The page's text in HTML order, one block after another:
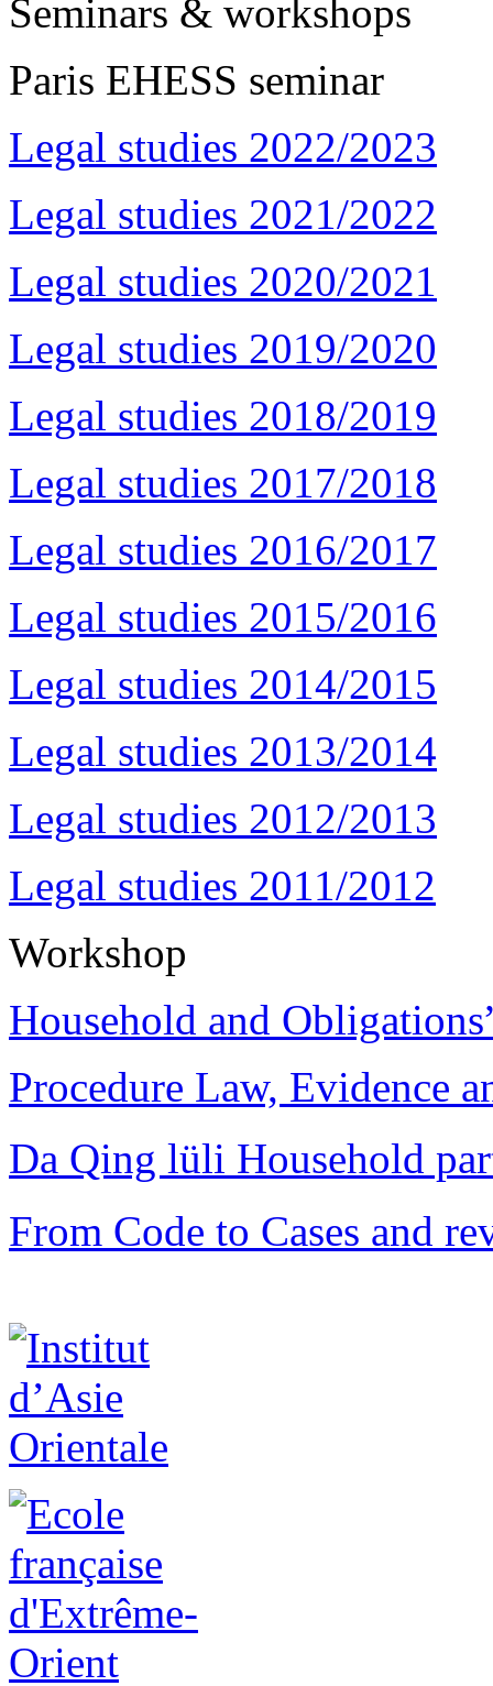
Seminars & workshops
Paris EHESS seminar
Legal studies 2022/2023
Legal studies 2021/2022
Legal studies 2020/2021
Legal studies 2019/2020
Legal studies 2018/2019
Legal studies 2017/2018
Legal studies 2016/2017
Legal studies 2015/2016
Legal studies 2014/2015
Legal studies 2013/2014
Legal studies 2012/2013
Legal studies 2011/2012
Workshop
Household and
Procedure Law, Evidence
Da Qing lüli Household
From Code to Cases and